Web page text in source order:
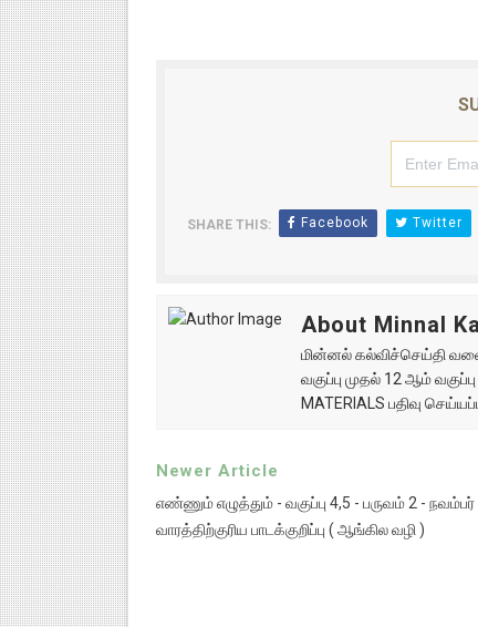
SHARE THIS: Facebook Twitter
About Minnal
மின்னல் கல்விச்செய்தி
வகுப்பு முதல் 12 ஆம்
MATERIALS பதிவு
Newer Article
எண்ணும் எழுத்தும் - வகுப்பு 4,5 - பருவம் 2 - நவம்பர்
வாரத்திற்குரிய பாடக்குறிப்பு ( ஆங்கில வழி )